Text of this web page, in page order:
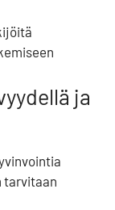
ja
tarvitaan